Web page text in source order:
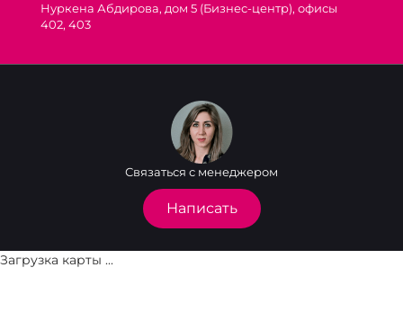
Нуркена Абдирова, дом 5 (Бизнес-центр), офисы
402, 403
Связаться с менеджером
Написать
Загрузка карты ...